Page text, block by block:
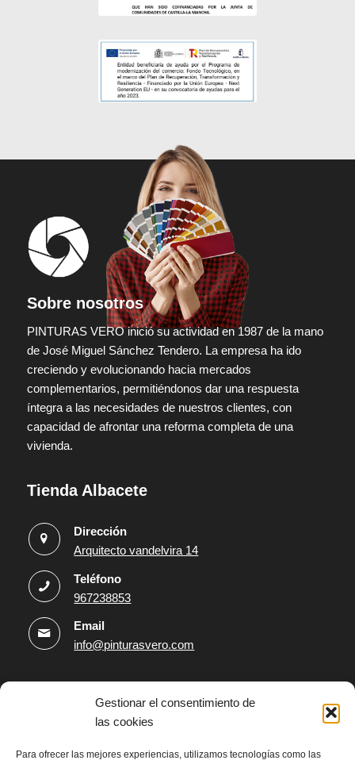
Gestionar el consentimiento de
las cookies
Para ofrecer las mejores experiencias, utilizamos tecnologías como las
Sobre nosotros
PINTURAS VERO inició su actividad en 1987 de la mano
de José Miguel Sánchez Tendero. La empresa ha ido
creciendo y evolucionando hacia mercados
complementarios, permitiéndonos dar una respuesta
íntegra a las necesidades de nuestros clientes, con
capacidad de afrontar una reforma completa de una
vivienda.
Tienda Albacete
Dirección
Arquitecto vandelvira 14
Teléfono
967238853
Email
info@pinturasvero.com
Dirección
Parq. Emp. Campollano, Avenida 4, nº59